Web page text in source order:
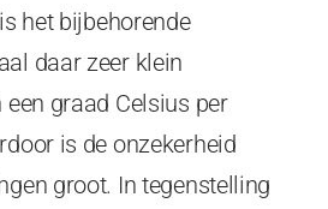
het bijbehorende
daar zeer klein
graad Celsius per
is de onzekerheid
groot. In tegenstelling